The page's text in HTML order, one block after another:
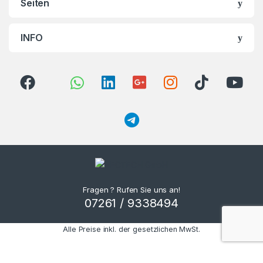
Seiten
INFO
Fragen ? Rufen Sie uns an!
07261 / 9338494
Alle Preise inkl. der gesetzlichen MwSt.